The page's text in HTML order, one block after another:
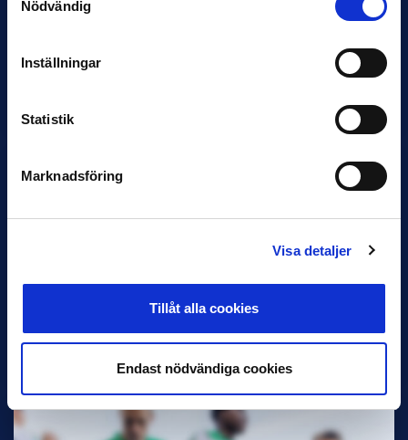
Nödvändig
Inställningar
Statistik
Marknadsföring
Visa detaljer
Tillåt alla cookies
Endast nödvändiga cookies
Favorit i repris för Sirius i maj
VM-spelare med förflutet i Allsvenskan
och Superettan
Bosnien & Hercegovina Armin Gigovic — Helsingborgs IF
Dennis Hadžikadunić — Malmö FF / Trelleborg FF